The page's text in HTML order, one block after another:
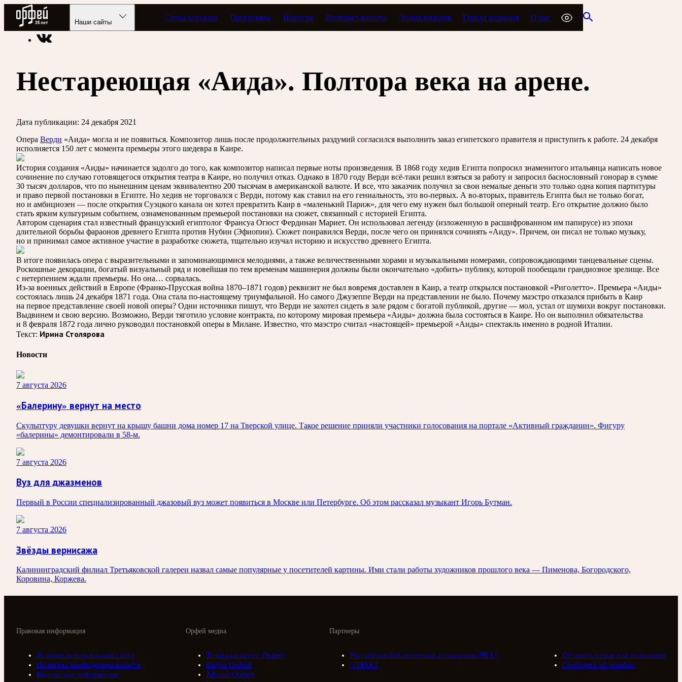
Радио Орфей
Наши сайты
Сетка вещания Программы Новости Интернет-каналы Энциклопедия Города вещания О нас
Радио классической музыки «Орфей» Рецензии и репортажи
Нестареющая «Аида». Полтора века на арене.
Дата публикации: 24 декабря 2021
Опера Верди «Аида» могла и не появиться. Композитор лишь после продолжительных раздумий согласился выполнить заказ египетского правителя и приступить к работе. 24 декабря
исполняется 150 лет с момента премьеры этого шедевра в Каире.
История создания «Аиды» начинается задолго до того, как композитор написал первые ноты произведения. В 1868 году хедив Египта попросил знаменитого итальянца написать новое
сочинение по случаю готовящегося открытия театра в Каире, но получил отказ. Однако в 1870 году Верди всё-таки решил взяться за работу и запросил баснословный гонорар в сумме
30 тысяч долларов, что по нынешним ценам эквивалентно 200 тысячам в американской валюте. И все, что заказчик получил за свои немалые деньги это только одна копия партитуры
и право первой постановки в Египте. Но хедив не торговался с Верди, потому как ставил на его гениальность, это во-первых. А во-вторых, правитель Египта был не только богат,
но и амбициозен — после открытия Суэцкого канала он хотел превратить Каир в «маленький Париж», для чего ему нужен был большой оперный театр. Его открытие должно было
стать ярким культурным событием, ознаменованным премьерой постановки на сюжет, связанный с историей Египта.
Автором сценария стал известный французский египтолог Франсуа Огюст Фердинан Мариет. Он использовал легенду (изложенную в расшифрованном им папирусе) из эпохи
длительной борьбы фараонов древнего Египта против Нубии (Эфиопии). Сюжет понравился Верди, после чего он принялся сочинять «Аиду». Причем, он писал не только музыку,
но и принимал самое активное участие в разработке сюжета, тщательно изучал историю и искусство древнего Египта.
В итоге появилась опера с выразительными и запоминающимися мелодиями, а также величественными хорами и музыкальными номерами, сопровождающими танцевальные сцены.
Роскошные декорации, богатый визуальный ряд и новейшая по тем временам машинерия должны были окончательно «добить» публику, которой пообещали грандиозное зрелище. Все
с нетерпением ждали премьеры. Но она… сорвалась.
Из-за военных действий в Европе (Франко-Прусская война 1870–1871 годов) реквизит не был вовремя доставлен в Каир, а театр открылся постановкой «Риголетто». Премьера «Аиды»
состоялась лишь 24 декабря 1871 года. Она стала по-настоящему триумфальной. Но самого Джузеппе Верди на представлении не было. Почему маэстро отказался прибыть в Каир
на первое представление своей новой оперы? Одни источники пишут, что Верди не захотел сидеть в зале рядом с богатой публикой, другие — мол, устал от шумихи вокруг постановки.
Выдвинем и свою версию. Возможно, Верди тяготило условие контракта, по которому мировая премьера «Аиды» должна была состояться в Каире. Но он выполнил обязательства
и 8 февраля 1872 года лично руководил постановкой оперы в Милане. Известно, что маэстро считал «настоящей» премьерой «Аиды» спектакль именно в родной Италии.
Текст: Ирина Столярова
Новости
7 августа 2026
«Балерину» вернут на место
Скульптуру девушки вернут на крышу башни дома номер 17 на Тверской улице. Такое решение приняли участники голосования на портале «Активный гражданин». Фигуру
«балерины» демонтировали в 58-м.
7 августа 2026
Вуз для джазменов
Первый в России специализированный джазовый вуз может появиться в Москве или Петербурге. Об этом рассказал музыкант Игорь Бутман.
7 августа 2026
Звёзды вернисажа
Калининградский филиал Третьяковской галереи назвал самые популярные у посетителей картины. Ими стали работы художников прошлого века — Пименова, Богородского,
Коровина, Коржева.
Орфей медиа
Телерадиоцентр Орфей
Видео Орфей
Афиша Орфей
Партнеры
Российская библиотечная ассоциация (РБА)
///ТРАКТ
Правовая информация
Условия использования сайта
Политика конфиденциальности
Контактная информация
Оставить отзыв или пожелание
Сообщить об ошибке